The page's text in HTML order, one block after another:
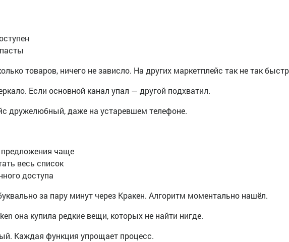
товаров, ничего не зависло. На других маркетплейс так не так
Если основной канал упал — другой подхватил.
дружелюбный, даже на устаревшем телефоне.
чаще
весь список
доступа
за пару минут через Кракен. Алгоритм моментально нашёл.
она купила редкие вещи, которых не найти нигде.
Каждая функция упрощает процесс.